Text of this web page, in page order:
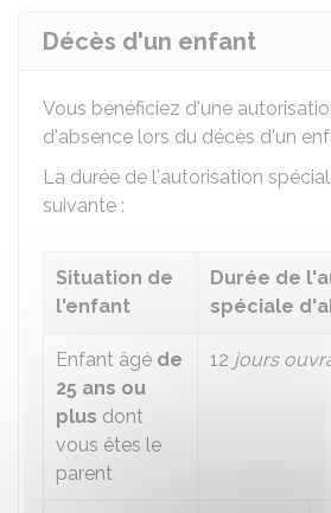
Décès d'un enfant
Vous bénéficiez d'une
d'absence lors du décès d'un
La durée de l'autorisation
suivante :
Situation de
l'enfant
Durée de
spéciale
Enfant âgé de
25 ans ou
plus dont
vous êtes le
parent
12 jours